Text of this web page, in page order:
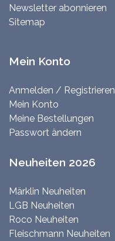
Newsletter abonnieren
Sitemap
Mein Konto
Anmelden / Registrieren
Mein Konto
Meine Bestellungen
Passwort ändern
Neuheiten 2026
Märklin Neuheiten
LGB Neuheiten
Roco Neuheiten
Fleischmann Neuheiten